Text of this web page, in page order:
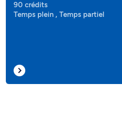
90 crédits
Temps plein , Temps partiel